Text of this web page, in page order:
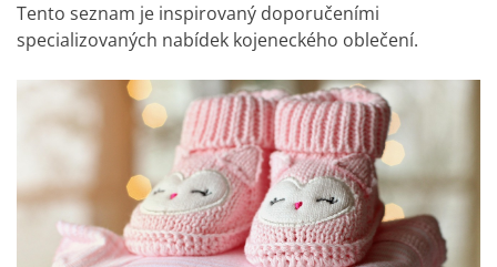
Tento seznam je inspirovaný doporučeními
specializovaných nabídek kojeneckého oblečení.